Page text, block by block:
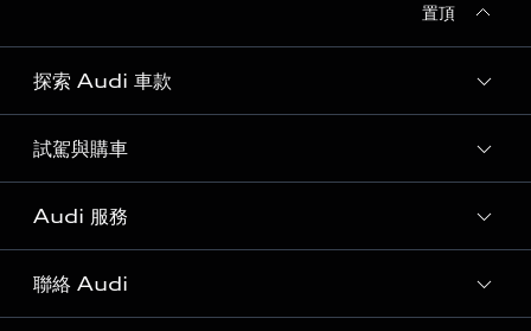
置頂
探索 Audi 車款
所有車款
客製化您的 Audi
Audi 純電生活圈
奧迪嚴選中古車
試駕與購車
購車方案
最新優惠
預約試駕 | 多元安心賞車
Audi 服務
Audi 原廠配件與精品
聯絡 Audi